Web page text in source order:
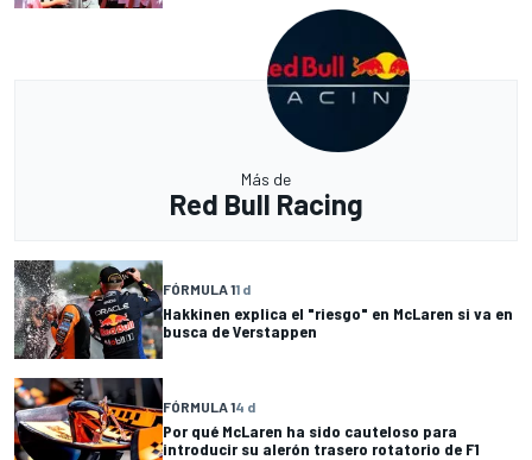
Más de
Red Bull Racing
FÓRMULA 11 d
Hakkinen explica el "riesgo" en McLaren si va en
busca de Verstappen
FÓRMULA 14 d
Por qué McLaren ha sido cauteloso para
introducir su alerón trasero rotatorio de F1